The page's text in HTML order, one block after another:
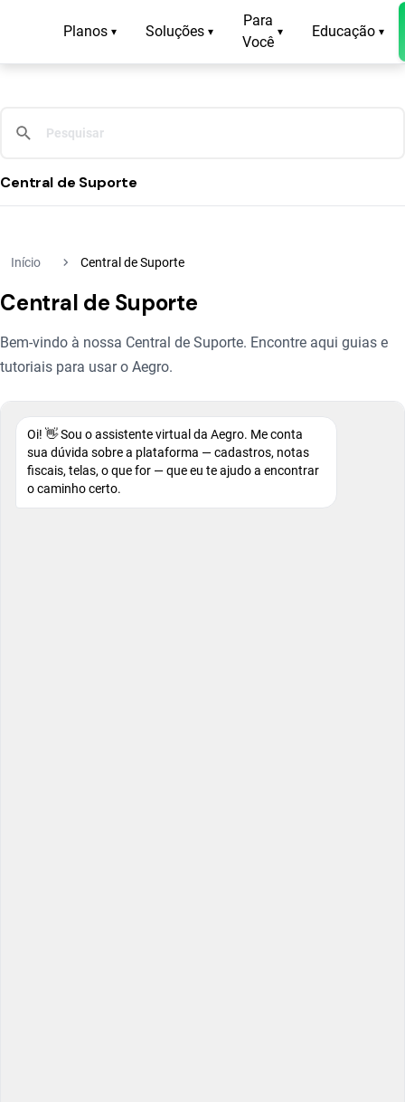
Planos ▾ Soluções ▾
Para
Você
▾ Educação ▾
Central de Suporte
Início navigate_next Central de Suporte
Central de Suporte
Bem-vindo à nossa Central de Suporte. Encontre aqui guias e
tutoriais para usar o Aegro.
Oi! 👋 Sou o assistente virtual da Aegro. Me conta
sua dúvida sobre a plataforma — cadastros, notas
fiscais, telas, o que for — que eu te ajudo a encontrar
o caminho certo.